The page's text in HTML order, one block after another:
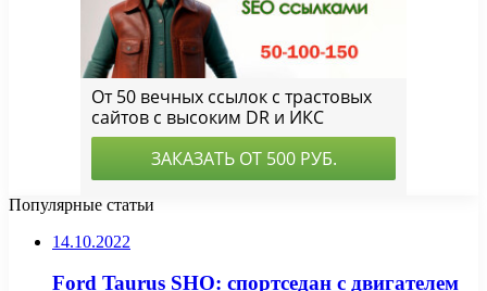
Популярные статьи
14.10.2022
Ford Taurus SHO: спортседан с двигателем